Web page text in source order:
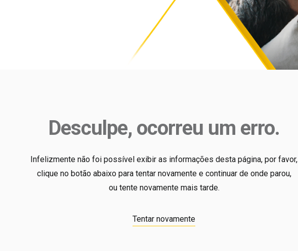
Desculpe, ocorreu um erro.
Infelizmente não foi possível exibir as informações desta página, por favor,
clique no botão abaixo para tentar novamente e continuar de onde parou,
ou tente novamente mais tarde.
Tentar novamente